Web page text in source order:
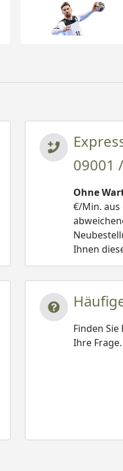
09001
Ohne
€/Min. aus
Ihnen
Finden
Ihre Frage.